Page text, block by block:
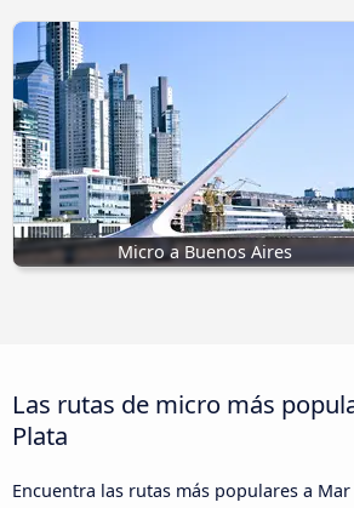
Micro a Buenos Aires
Las rutas de micro más
Plata
Encuentra las rutas más populares a